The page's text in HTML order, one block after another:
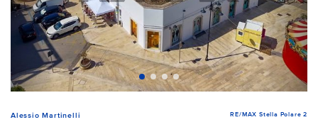
Alessio Martinelli RE/MAX Stella Polare 2